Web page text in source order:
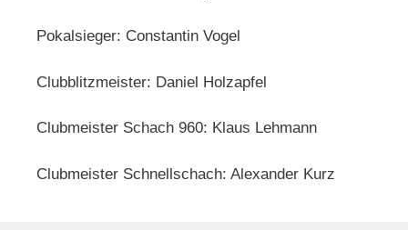
Pokalsieger: Constantin Vogel
Clubblitzmeister: Daniel Holzapfel
Clubmeister Schach 960: Klaus Lehmann
Clubmeister Schnellschach: Alexander Kurz